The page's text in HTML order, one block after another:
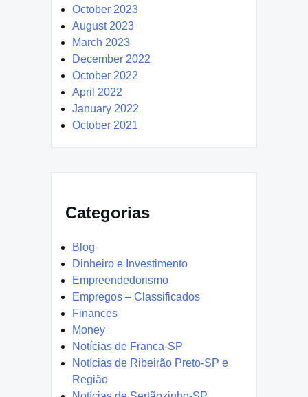
October 2023
August 2023
March 2023
December 2022
October 2022
April 2022
January 2022
October 2021
Categorias
Blog
Dinheiro e Investimento
Empreendedorismo
Empregos – Classificados
Finances
Money
Notícias de Franca-SP
Notícias de Ribeirão Preto-SP e
Região